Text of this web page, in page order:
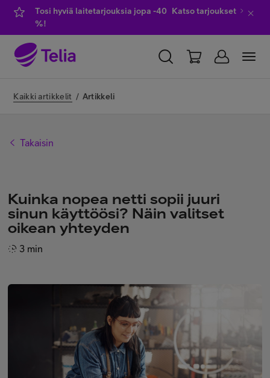
Tosi hyviä laitetarjouksia jopa -40
%!
Katso tarjoukset
Laitteet
TV ja viihde
Asiakastuki
SV
Kaikki artikkelit / Artikkeli
Takaisin
Kuinka nopea netti sopii juuri
sinun käyttöösi? Näin valitset
oikean yhteyden
3 min